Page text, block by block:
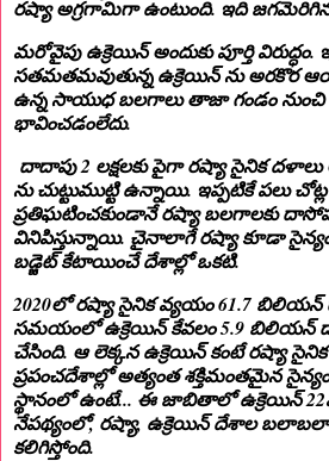
రష్యా అగ్రగామిగా ఉంటుంది. ఇది
మరోవైపు ఉక్రెయిన్ అందుకు పూర్తి
సతమతమవుతున్న ఉక్రెయిన్ ను అరకొర
ఉన్న సాయుధ బలగాలు తాజా గండం నుంచి
భావించడంలేదు.
దాదాపు 2 లక్షలకు పైగా రష్యా సైనిక
ను చుట్టుముట్టి ఉన్నాయి. ఇప్పటికే పలు
ప్రతిఘటించకుండానే రష్యా బలగాలకు
వినిపిస్తున్నాయి. చైనాలాగే రష్యా కూడా
బడ్జెట్ కేటాయించే దేశాల్లో ఒకటి.
2020లో రష్యా సైనిక వ్యయం 61.7 బిలియన్
సమయంలో ఉక్రెయిన్ కేవలం 5.9 బిలియన్
చేసింది. ఆ లెక్కన ఉక్రెయిన్ కంటే రష్యా సైనిక
ప్రపంచదేశాల్లో అత్యంత శక్తిమంతమైన
స్థానంలో ఉంటే... ఈ జాబితాలో ఉక్రెయిన్
నేపథ్యంలో, రష్యా, ఉక్రెయిన్ దేశాల
కలిగిస్తోంది.